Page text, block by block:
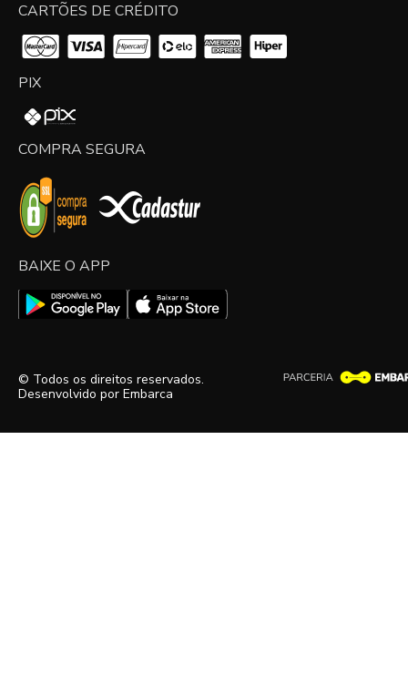
CARTÕES DE CRÉDITO
PIX
COMPRA SEGURA
BAIXE O APP
© Todos os direitos reservados.
Desenvolvido por Embarca